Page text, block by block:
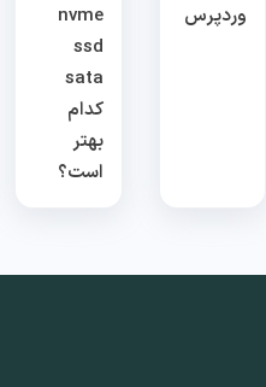
وردپرس
nvme
ssd
sata
کدام
بهتر
است؟